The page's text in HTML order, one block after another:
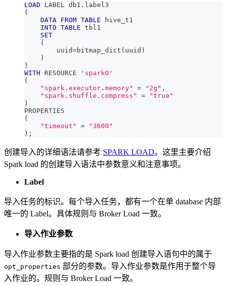
LOAD LABEL db1 . label3
(
DATA FROM TABLE hive_t1
INTO TABLE tbl1
SET
(
        uuid
=bitmap_dict ( uuid )
)
)
WITH RESOURCE
'spark0'
(
"spark.executor.memory"
= "2g" ,
"spark.shuffle.compress"
=
"true"
)
PROPERTIES
(
"timeout"
=
"3600"
) ;
创建导入的详细语法请参考 SPARK LOAD。这里主要介绍
Spark load 的创建导入语法中参数意义和注意事项。
Label
导入任务的标识。每个导入任务，都有一个在单 database 内部
唯一的 Label。具体规则与 Broker Load 一致。
导入作业参数
导入作业参数主要指的是 Spark load 创建导入语句中的属于
opt_properties 部分的参数。导入作业参数是作用于整个导
入作业的。规则与 Broker Load 一致。